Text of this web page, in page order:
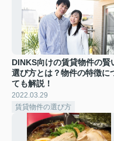
DINKS向けの賃貸物件の賢
選び方とは？物件の特徴に
ても解説！
2022.03.29
賃貸物件の選び方